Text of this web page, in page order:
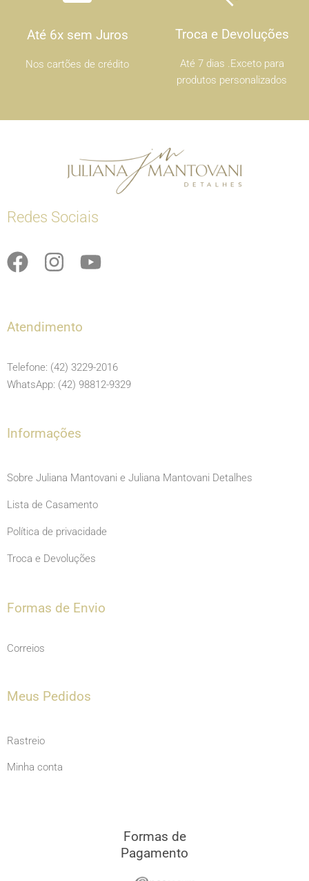
Até 6x sem Juros
Nos cartões de crédito
Troca e Devoluções
Até 7 dias .Exceto para
produtos personalizados
Redes Sociais
F
e
o
o
I
t
g
r
m
Y
b
e
Atendimento
Telefone: (42) 3229-2016
WhatsApp: (42) 98812-9329
Informações
Sobre Juliana Mantovani e Juliana Mantovani Detalhes
Lista de Casamento
Política de privacidade
Troca e Devoluções
Formas de Envio
Correios
Meus Pedidos
Rastreio
Minha conta
Formas de
Pagamento